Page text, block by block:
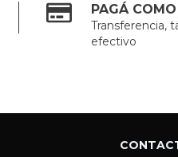
PAGÁ
Transferencia,
efectivo